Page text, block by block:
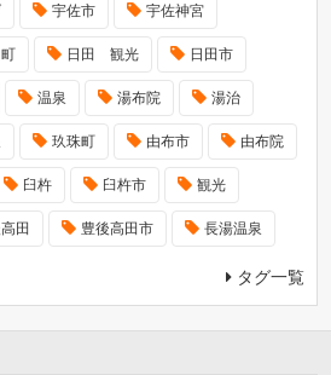
宇佐市 宇佐神宮
日田 観光 日田市
温泉 湯布院 湯治
玖珠町 由布市 由布院
臼杵 臼杵市 観光
田 豊後高田市 長湯温泉
タグ一覧